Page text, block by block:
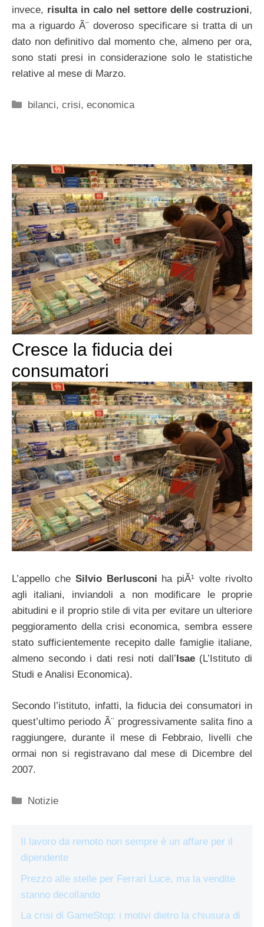
invece, risulta in calo nel settore delle costruzioni,
ma a riguardo Ã¨ doveroso specificare si tratta di un
dato non definitivo dal momento che, almeno per ora,
sono stati presi in considerazione solo le statistiche
relative al mese di Marzo.
Categorie
bilanci,crisi,economica
Cresce la fiducia dei
consumatori
L’appello che Silvio Berlusconi ha piÃ¹ volte rivolto
agli italiani, inviandoli a non modificare le proprie
abitudini e il proprio stile di vita per evitare un ulteriore
peggioramento della crisi economica, sembra essere
stato sufficientemente recepito dalle famiglie italiane,
almeno secondo i dati resi noti dall’ Isae(L’Istituto di
Studi e Analisi Economica).
Secondo l’istituto, infatti, la fiducia dei consumatori in
quest’ultimo periodo Ã¨ progressivamente salita fino a
raggiungere, durante il mese di Febbraio, livelli che
ormai non si registravano dal mese di Dicembre del
2007.
Categorie
Notizie
Il lavoro da remoto non sempre è un affare per il
dipendente
Prezzo alle stelle per Ferrari Luce, ma la vendite
stanno decollando
La crisi di GameStop: i motivi dietro la chiusura di